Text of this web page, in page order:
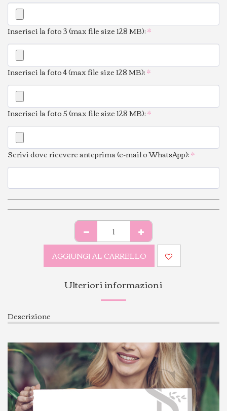
Inserisci la foto 3 (max file size 128 MB):*
Inserisci la foto 4 (max file size 128 MB):*
Inserisci la foto 5 (max file size 128 MB):*
Scrivi dove ricevere anteprima (e-mail o WhatsApp):*
AGGIUNGI AL CARRELLO
Ulteriori informazioni
Descrizione